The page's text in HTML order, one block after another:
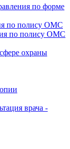
по форме
по полису ОМС
по полису ОМС
охраны
врача -